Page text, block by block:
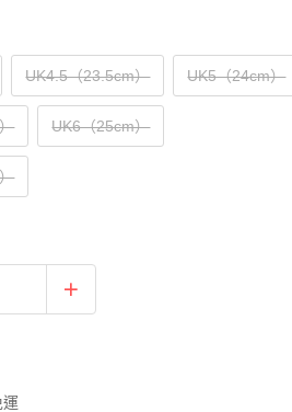
UK4.5（23.5cm） UK5（24cm）
UK6（25cm）